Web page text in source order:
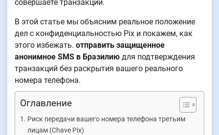
совершаете транзакции.
В этой статье мы объясним реальное положение
дел с конфиденциальностью Pix и покажем, как
этого избежать. отправить защищенное
анонимное SMS в Бразилию для подтверждения
транзакций без раскрытия вашего реального
номера телефона.
Оглавление
Риск передачи вашего номера телефона третьим
лицам (Chave Pix)